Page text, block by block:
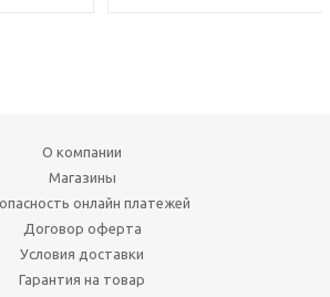
О компании
Магазины
онлайн платежей
Договор оферта
Условия доставки
Гарантия на товар